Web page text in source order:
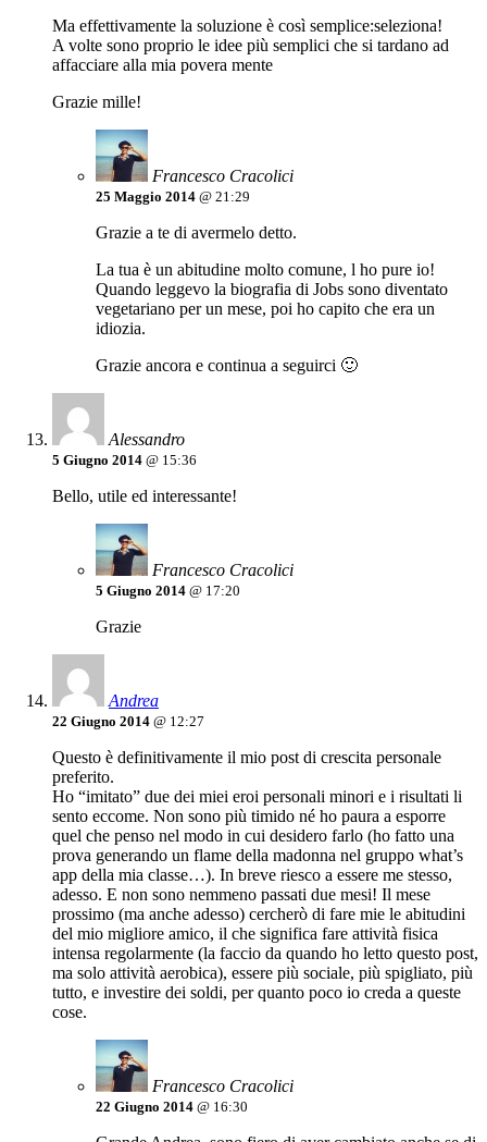
Ma effettivamente la soluzione è così semplice:seleziona!
A volte sono proprio le idee più semplici che si tardano ad
affacciare alla mia povera mente
Grazie mille!
Francesco Cracolici
25 Maggio 2014 @ 21:29
Grazie a te di avermelo detto.
La tua è un abitudine molto comune, l ho pure io!
Quando leggevo la biografia di Jobs sono diventato
vegetariano per un mese, poi ho capito che era un
idiozia.
Grazie ancora e continua a seguirci 🙂
Alessandro
5 Giugno 2014 @ 15:36
Bello, utile ed interessante!
Francesco Cracolici
5 Giugno 2014 @ 17:20
Grazie
Andrea
22 Giugno 2014 @ 12:27
Questo è definitivamente il mio post di crescita personale
preferito.
Ho “imitato” due dei miei eroi personali minori e i risultati li
sento eccome. Non sono più timido né ho paura a esporre
quel che penso nel modo in cui desidero farlo (ho fatto una
prova generando un flame della madonna nel gruppo what’s
app della mia classe…). In breve riesco a essere me stesso,
adesso. E non sono nemmeno passati due mesi! Il mese
prossimo (ma anche adesso) cercherò di fare mie le abitudini
del mio migliore amico, il che significa fare attività fisica
intensa regolarmente (la faccio da quando ho letto questo post,
ma solo attività aerobica), essere più sociale, più spigliato, più
tutto, e investire dei soldi, per quanto poco io creda a queste
cose.
Francesco Cracolici
22 Giugno 2014 @ 16:30